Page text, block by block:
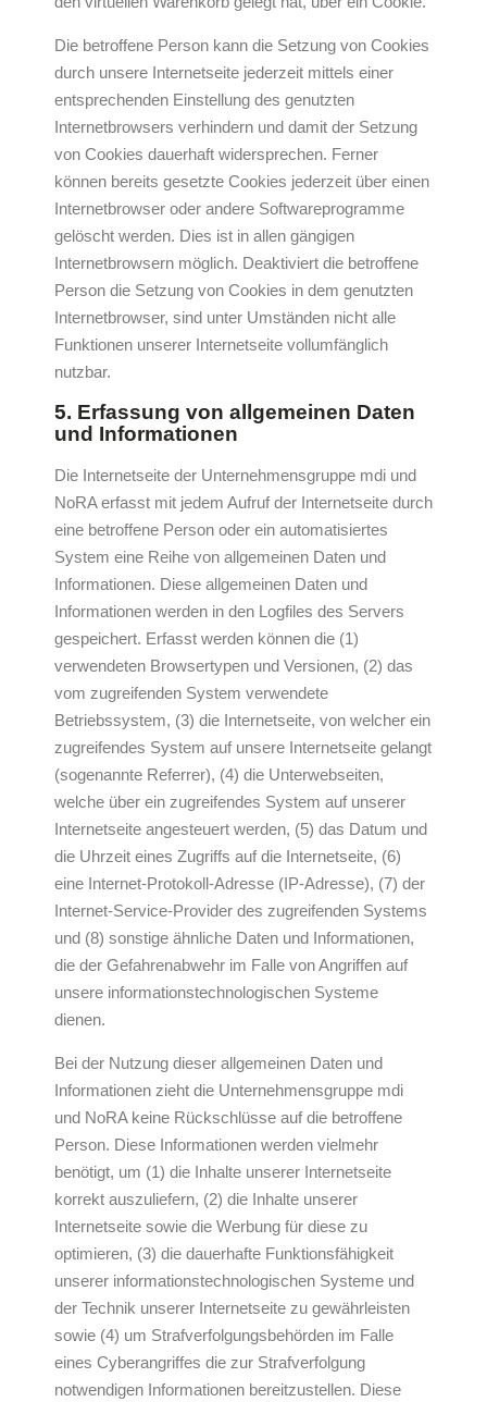
Die betroffene Person kann die Setzung von Cookies
durch unsere Internetseite jederzeit mittels einer
entsprechenden Einstellung des genutzten
Internetbrowsers verhindern und damit der Setzung
von Cookies dauerhaft widersprechen. Ferner
können bereits gesetzte Cookies jederzeit über einen
Internetbrowser oder andere Softwareprogramme
gelöscht werden. Dies ist in allen gängigen
Internetbrowsern möglich. Deaktiviert die betroffene
Person die Setzung von Cookies in dem genutzten
Internetbrowser, sind unter Umständen nicht alle
Funktionen unserer Internetseite vollumfänglich
nutzbar.
5. Erfassung von allgemeinen Daten
und Informationen
Die Internetseite der Unternehmensgruppe mdi und
NoRA erfasst mit jedem Aufruf der Internetseite durch
eine betroffene Person oder ein automatisiertes
System eine Reihe von allgemeinen Daten und
Informationen. Diese allgemeinen Daten und
Informationen werden in den Logfiles des Servers
gespeichert. Erfasst werden können die (1)
verwendeten Browsertypen und Versionen, (2) das
vom zugreifenden System verwendete
Betriebssystem, (3) die Internetseite, von welcher ein
zugreifendes System auf unsere Internetseite gelangt
(sogenannte Referrer), (4) die Unterwebseiten,
welche über ein zugreifendes System auf unserer
Internetseite angesteuert werden, (5) das Datum und
die Uhrzeit eines Zugriffs auf die Internetseite, (6)
eine Internet-Protokoll-Adresse (IP-Adresse), (7) der
Internet-Service-Provider des zugreifenden Systems
und (8) sonstige ähnliche Daten und Informationen,
die der Gefahrenabwehr im Falle von Angriffen auf
unsere informationstechnologischen Systeme
dienen.
Bei der Nutzung dieser allgemeinen Daten und
Informationen zieht die Unternehmensgruppe mdi
und NoRA keine Rückschlüsse auf die betroffene
Person. Diese Informationen werden vielmehr
benötigt, um (1) die Inhalte unserer Internetseite
korrekt auszuliefern, (2) die Inhalte unserer
Internetseite sowie die Werbung für diese zu
optimieren, (3) die dauerhafte Funktionsfähigkeit
unserer informationstechnologischen Systeme und
der Technik unserer Internetseite zu gewährleisten
sowie (4) um Strafverfolgungsbehörden im Falle
eines Cyberangriffes die zur Strafverfolgung
notwendigen Informationen bereitzustellen. Diese